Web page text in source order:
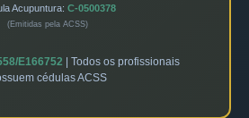
Acupuntura: C-0500378
(Emitidas pela ACSS)
E166752 | Todos os profissionais
cédulas ACSS